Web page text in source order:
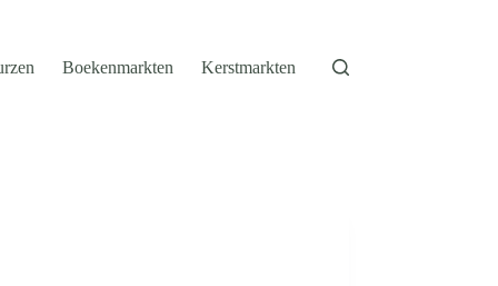
Boekenmarkten Kerstmarkten